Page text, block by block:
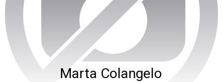
Marta Colangelo